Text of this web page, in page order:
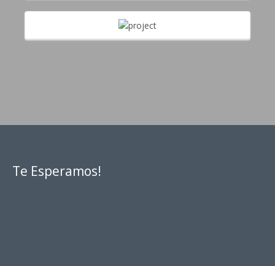
Te Esperamos!